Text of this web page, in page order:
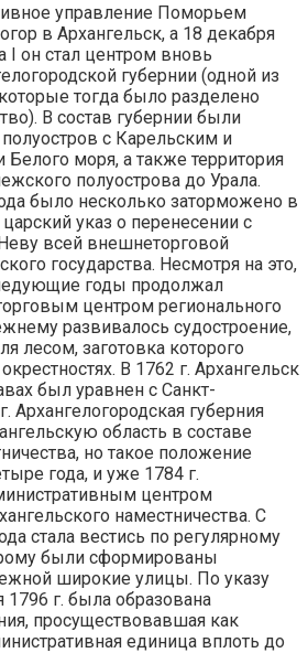
управление Поморьем
в Архангельск, а 18 декабря
I он стал центром вновь
губернии (одной из
тогда было разделено
В состав губернии были
с Карельским и
моря, а также территория
полуострова до Урала.
было несколько заторможено в
указ о перенесении с
всей внешнеторговой
государства. Несмотря на это,
годы продолжал
центром регионального
развивалось судостроение,
лесом, заготовка которого
В 1762 г. Архангельск
был уравнен с Санкт-
Архангелогородская губерния
область в составе
но такое положение
года, и уже 1784 г.
центром
наместничества. С
стала вестись по регулярному
были сформированы
широкие улицы. По указу
1796 г. была образована
просуществовавшая как
единица вплоть до